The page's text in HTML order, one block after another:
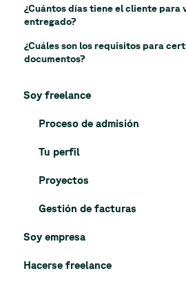
¿Cuántos días tiene el cliente para
entregado?
¿Cuáles son los requisitos para
documentos?
Soy freelance
Proceso de admisión
Tu perfil
Proyectos
Gestión de facturas
Soy empresa
Proceso de registro
Hacerse freelance